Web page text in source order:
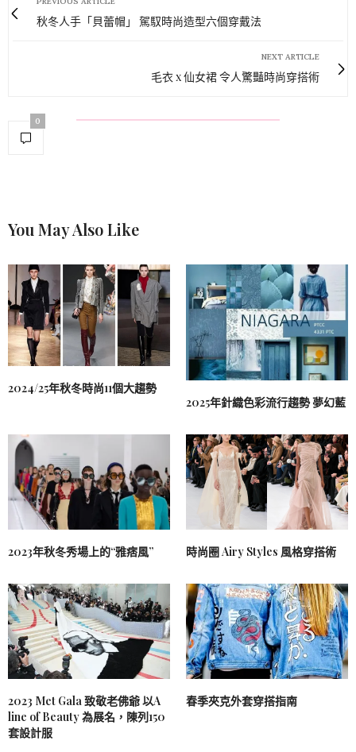
秋冬人手「貝蕾帽」 駕馭時尚造型六個穿戴法
NEXT ARTICLE
毛衣 x 仙女裙 令人驚豔時尚穿搭術
0
You May Also Like
2024/25年秋冬時尚11個大趨勢
2025年針織色彩流行趨勢 夢幻藍
2023年秋冬秀場上的“雅痞風” 時尚圈 Airy Styles 風格穿搭術
2023 Met Gala 致敬老佛爺 以A
line of Beauty 為展名，陳列150
套設計服
春季夾克外套穿搭指南